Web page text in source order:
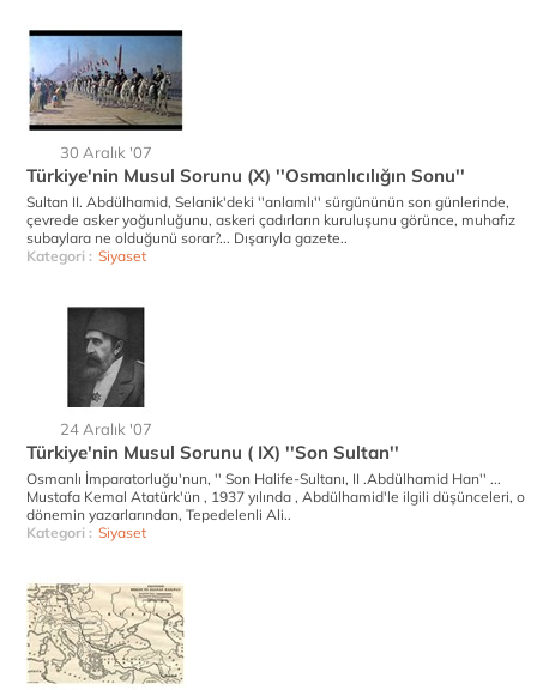
30 Aralık '07
Türkiye'nin Musul Sorunu (X) ''Osmanlıcılığın Sonu''
Sultan II. Abdülhamid, Selanik'deki ''anlamlı'' sürgününün son günlerinde,
çevrede asker yoğunluğunu, askeri çadırların kuruluşunu görünce, muhafız
subaylara ne olduğunü sorar?... Dışarıyla gazete..
Kategori : Siyaset
24 Aralık '07
Türkiye'nin Musul Sorunu ( IX) ''Son Sultan''
Osmanlı İmparatorluğu'nun, '' Son Halife-Sultanı, II .Abdülhamid Han'' ...
Mustafa Kemal Atatürk'ün , 1937 yılında , Abdülhamid'le ilgili düşünceleri, o
dönemin yazarlarından, Tepedelenli Ali..
Kategori : Siyaset